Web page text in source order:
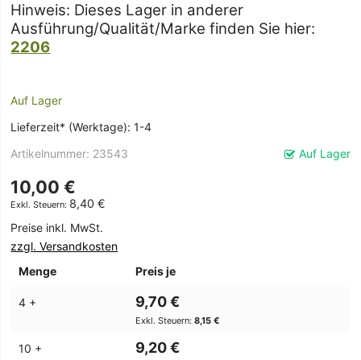
Hinweis: Dieses Lager in anderer
Ausführung/Qualität/Marke finden Sie hier:
2206
Auf Lager
Lieferzeit* (Werktage): 1-4
Auf Lager
Artikelnummer 23543
10,00 €
8,40 €
Preise inkl. MwSt.
zzgl. Versandkosten
Menge
Preis je
4 + 9,70 €
8,15 €
10 + 9,20 €